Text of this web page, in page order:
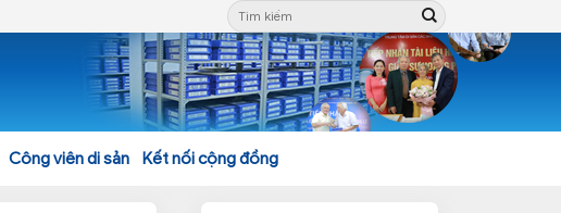
Công viên di sản Kết nối cộng đồng